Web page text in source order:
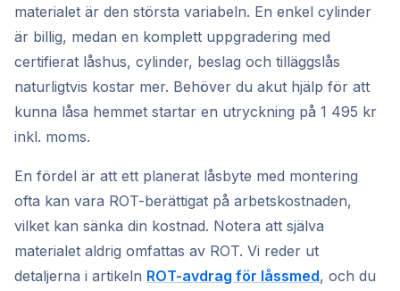
materialet är den största variabeln. En enkel cylinder
är billig, medan en komplett uppgradering med
certifierat låshus, cylinder, beslag och tilläggslås
naturligtvis kostar mer. Behöver du akut hjälp för att
kunna låsa hemmet startar en utryckning på 1 495 kr
inkl. moms.
En fördel är att ett planerat låsbyte med montering
ofta kan vara ROT-berättigat på arbetskostnaden,
vilket kan sänka din kostnad. Notera att själva
materialet aldrig omfattas av ROT. Vi reder ut
detaljerna i artikeln ROT-avdrag för låssmed, och du